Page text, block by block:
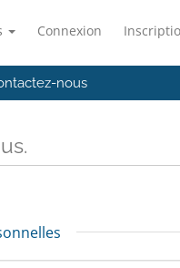
Connexion
nous